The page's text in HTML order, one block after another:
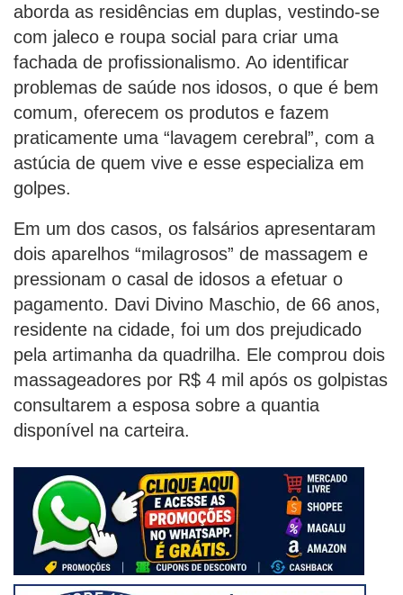
aborda as residências em duplas, vestindo-se
com jaleco e roupa social para criar uma
fachada de profissionalismo. Ao identificar
problemas de saúde nos idosos, o que é bem
comum, oferecem os produtos e fazem
praticamente uma “lavagem cerebral”, com a
astúcia de quem vive e esse especializa em
golpes.
Em um dos casos, os falsários apresentaram
dois aparelhos “milagrosos” de massagem e
pressionam o casal de idosos a efetuar o
pagamento. Davi Divino Maschio, de 66 anos,
residente na cidade, foi um dos prejudicado
pela artimanha da quadrilha. Ele comprou dois
massageadores por R$ 4 mil após os golpistas
consultarem a esposa sobre a quantia
disponível na carteira.